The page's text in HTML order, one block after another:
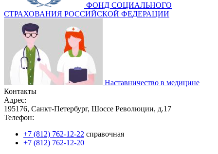
ФОНД СОЦИАЛЬНОГО
СТРАХОВАНИЯ РОССИЙСКОЙ ФЕДЕРАЦИИ
Наставничество в медицине
Контакты
Адрес:
195176, Санкт-Петербург, Шоссе Революции, д.17
Телефон:
+7 (812) 762-12-22 справочная
+7 (812) 762-12-20